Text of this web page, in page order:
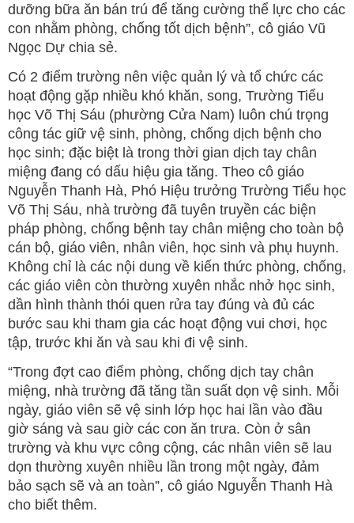
dưỡng bữa ăn bán trú để tăng cường thể lực cho các
con nhằm phòng, chống tốt dịch bệnh”, cô giáo Vũ
Ngọc Dự chia sẻ.
Có 2 điểm trường nên việc quản lý và tổ chức các
hoạt động gặp nhiều khó khăn, song, Trường Tiểu
học Võ Thị Sáu (phường Cửa Nam) luôn chú trọng
công tác giữ vệ sinh, phòng, chống dịch bệnh cho
học sinh; đặc biệt là trong thời gian dịch tay chân
miệng đang có dấu hiệu gia tăng. Theo cô giáo
Nguyễn Thanh Hà, Phó Hiệu trưởng Trường Tiểu học
Võ Thị Sáu, nhà trường đã tuyên truyền các biện
pháp phòng, chống bệnh tay chân miệng cho toàn bộ
cán bộ, giáo viên, nhân viên, học sinh và phụ huynh.
Không chỉ là các nội dung về kiến thức phòng, chống,
các giáo viên còn thường xuyên nhắc nhở học sinh,
dần hình thành thói quen rửa tay đúng và đủ các
bước sau khi tham gia các hoạt động vui chơi, học
tập, trước khi ăn và sau khi đi vệ sinh.
“Trong đợt cao điểm phòng, chống dịch tay chân
miệng, nhà trường đã tăng tần suất dọn vệ sinh. Mỗi
ngày, giáo viên sẽ vệ sinh lớp học hai lần vào đầu
giờ sáng và sau giờ các con ăn trưa. Còn ở sân
trường và khu vực công cộng, các nhân viên sẽ lau
dọn thường xuyên nhiều lần trong một ngày, đảm
bảo sạch sẽ và an toàn”, cô giáo Nguyễn Thanh Hà
cho biết thêm.